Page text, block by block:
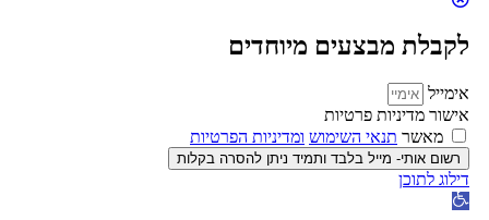
לקבלת מבצעים מיוחדים
אימייל
אישור מדיניות פרטיות
מאשר תנאי השימוש ומדיניות הפרטיות
רשום אותי- מייל בלבד ותמיד ניתן להסרה בקלות
דילוג לתוכן
פתח